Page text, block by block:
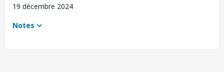
19 décembre 2024
Notes